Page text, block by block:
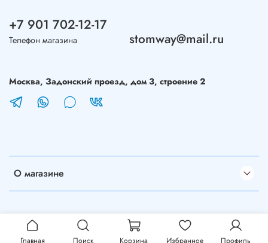
О магазине
+7 901 702-12-17
Телефон магазина stomway@mail.ru
Москва, Задонский проезд, дом 3, строение 2
Главная Поиск Корзина Избранное Профиль